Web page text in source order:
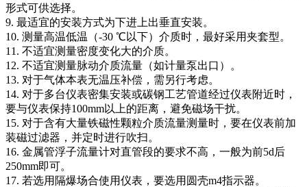
形式可供选择。
9. 最适宜的安装方式为下进上出垂直安装。
10. 测量高温低温（-30 ℃以下）介质时，最好采用夹套型。
11. 不适宜测量密度变化大的介质。
12. 不适宜测量脉动介质流量（如计量泵出口）。
13. 对于气体本表无温压补偿，需另行考虑。
14. 对于多台仪表密集安装或碳钢工艺管道经过仪表附近时，
要与仪表保持100mm以上的距离，避免磁场干扰。
15. 对于含有大量铁磁性颗粒介质流量测量时，要在仪表前加
装磁过滤器，并定时进行吹扫。
16. 金属管浮子流量计对直管段的要求不高，一般为前5d后
250mm即可。
17. 若选用隔爆场合使用仪表，要选用圆壳m4指示器。